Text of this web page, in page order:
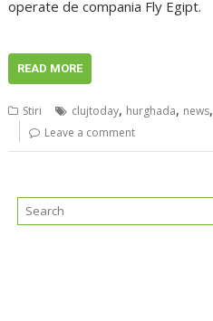
operate de compania Fly Egipt.
READ MORE
Stiri clujtoday, hurghada, news,
Leave a comment